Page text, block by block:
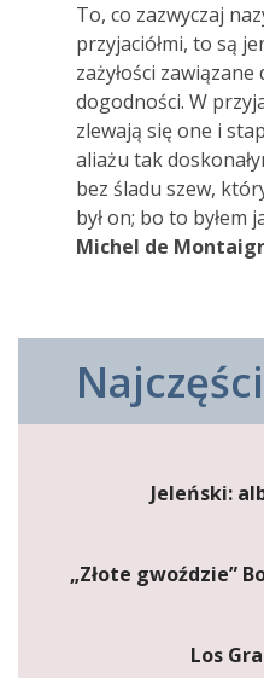
To, co zazwyczaj
przyjaciółmi, to są
zażyłości
dogodności. W
zlewają się one i
aliażu tak
bez śladu szew,
był on; bo to byłem
Michel de
Jeleński:
„Złote gwoździe”
Los